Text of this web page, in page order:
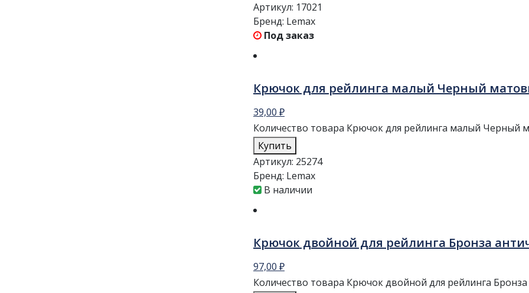
Артикул: 17021
Бренд: Lemax
Под заказ
Крючок для рейлинга малый Черный
39,00 ₽
Количество товара Крючок для рейлинга малый Черный
Купить
Артикул: 25274
Бренд: Lemax
В наличии
Крючок двойной для рейлинга Бронза
97,00 ₽
Количество товара Крючок двойной для рейлинга Бронза